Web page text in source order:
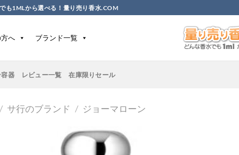
も1MLから選べる！量り売り香水.COM
へ ブランド一覧
器 レビュー一覧 在庫限りセール
/ サ行のブランド / ジョーマローン